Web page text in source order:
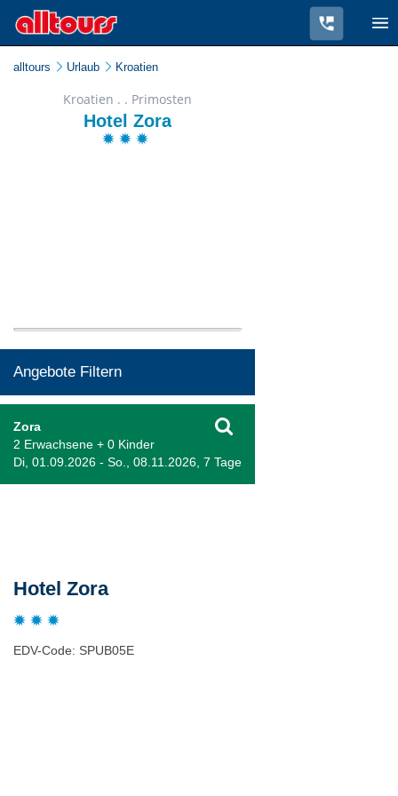
alltours Urlaub Kroatien
Kroatien . . Primosten
Hotel Zora
Angebote Filtern
Zora
2 Erwachsene + 0 Kinder
Di, 01.09.2026 - So., 08.11.2026, 7 Tage
Hotel Zora
EDV-Code: SPUB05E